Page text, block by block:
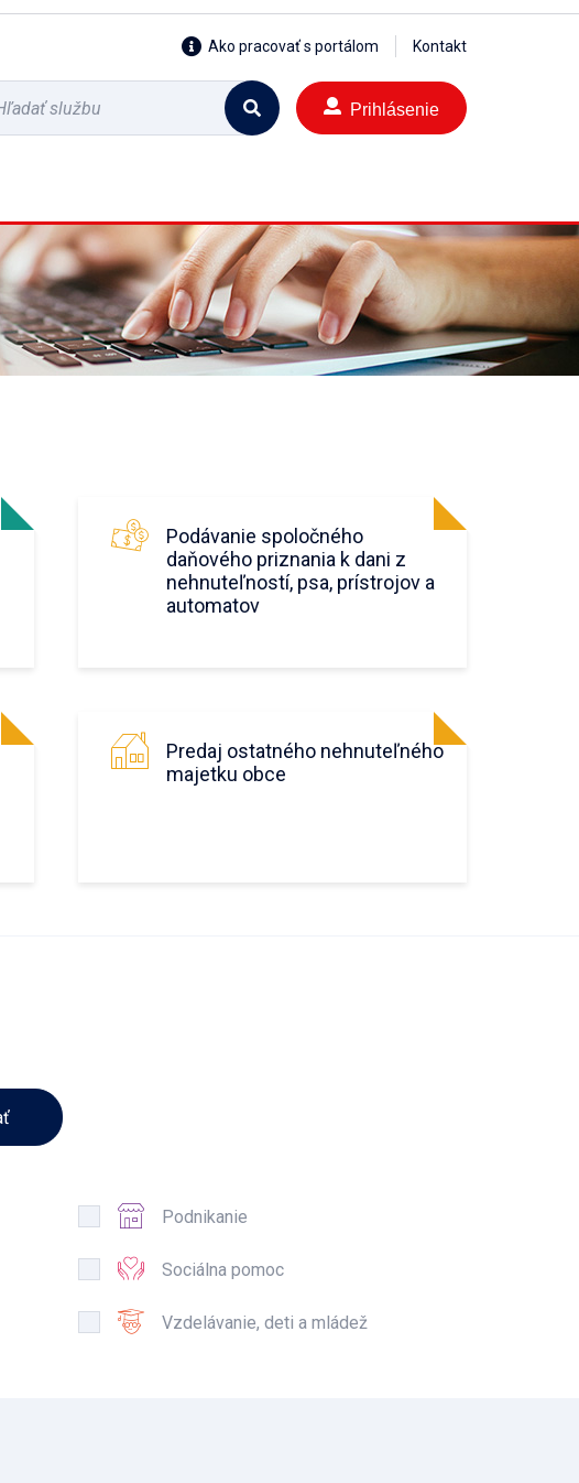
Ako pracovať s portálom Kontakt
Prihlásenie
Podávanie spoločného
daňového priznania k dani z
nehnuteľností, psa, prístrojov a
automatov
Predaj ostatného nehnuteľného
majetku obce
Podnikanie
Sociálna pomoc
Vzdelávanie, deti a mládež